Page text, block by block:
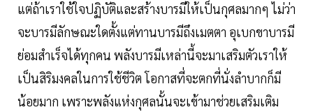
แต่ถ้าเราใช้ใจปฏิบัติและสร้างบารมีให้เป็นกุศลมากๆ ไม่ว่า
จะบารมีลักษณะใดตั้งแต่ทานบารมีถึงเมตตา อุเบกขาบารมี
ย่อมสำเร็จได้ทุกคน พลังบารมีเหล่านี้จะมาเสริมตัวเราให้
เป็นสิริมงคลในการใช้ชีวิต โอกาสที่จะตกที่นั่งลำบากก็มี
น้อยมาก เพราะพลังแห่งกุศลนั้นจะเข้ามาช่วยเสริมเติม